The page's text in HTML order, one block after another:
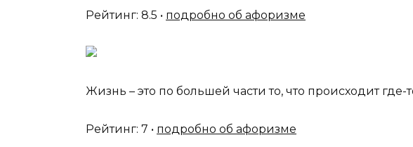
Рейтинг: 8.5 • подробно об афоризме
Жизнь – это по большей части то, что происходит где-
Рейтинг: 7 • подробно об афоризме